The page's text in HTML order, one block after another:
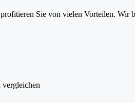
Sie von vielen Vorteilen.